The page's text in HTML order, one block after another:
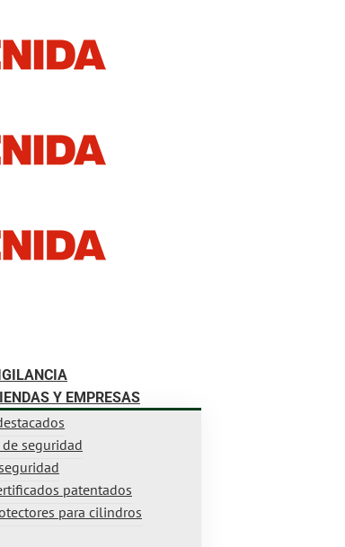
Y EMPRESAS
seguridad
patentados
para cilindros